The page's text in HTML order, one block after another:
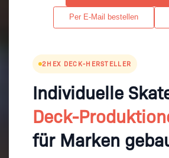
Per E-Mail bestellen
2HEX DECK-HERSTELLER
Individuelle
Deck-
für Marken